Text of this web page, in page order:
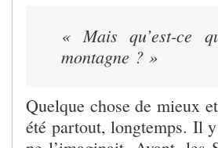
« Mais qu’est-ce
montagne ? »
Quelque chose de mieux
été partout, longtemps. Il